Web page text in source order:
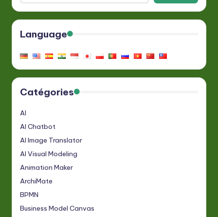
Language
Catégories
AI
AI Chatbot
AI Image Translator
AI Visual Modeling
Animation Maker
ArchiMate
BPMN
Business Model Canvas